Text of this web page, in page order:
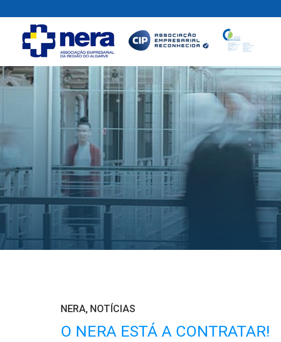
NERA, NOTÍCIAS
O NERA ESTÁ A CONTRATAR!